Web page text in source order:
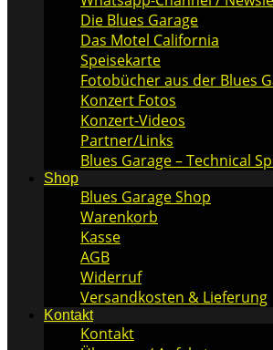
Die Blues Garage
Das Motel California
Speisekarte
Fotobücher aus der Blues
Konzert Fotos
Konzert-Videos
Partner/Links
Blues Garage – Technical
Shop
Blues Garage Shop
Warenkorb
Kasse
AGB
Widerruf
Versandkosten & Lieferung
Kontakt
Kontakt